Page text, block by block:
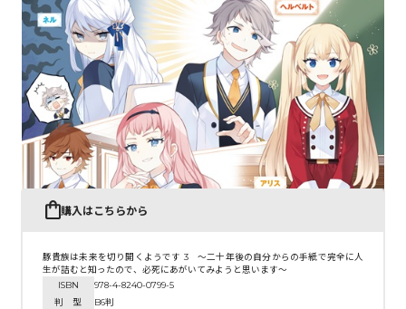
購入はこちらから
豚貴族は未来を切り開くようです 3 ～二十年後の自分からの手紙で完全に人
生が詰むと知ったので、必死にあがいてみようと思います～
ISBN
978-4-8240-0799-5
判 型
B6判